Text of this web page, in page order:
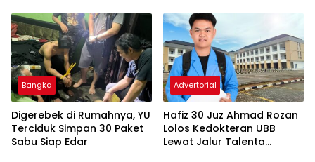
Bangka
Digerebek di Rumahnya, YU
Terciduk Simpan 30 Paket
Sabu Siap Edar
Advertorial
Hafiz 30 Juz Ahmad Rozan
Lolos Kedokteran UBB
Lewat Jalur Talenta